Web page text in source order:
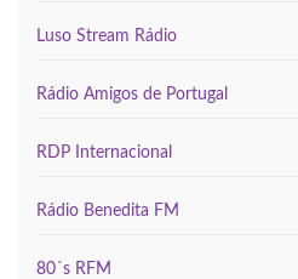
Luso Stream Rádio
Rádio Amigos de Portugal
RDP Internacional
Rádio Benedita FM
80´s RFM